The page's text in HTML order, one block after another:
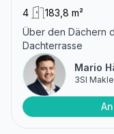
4
183,8 m²
Über den Dächern
Dachterrasse
Mario
3SI